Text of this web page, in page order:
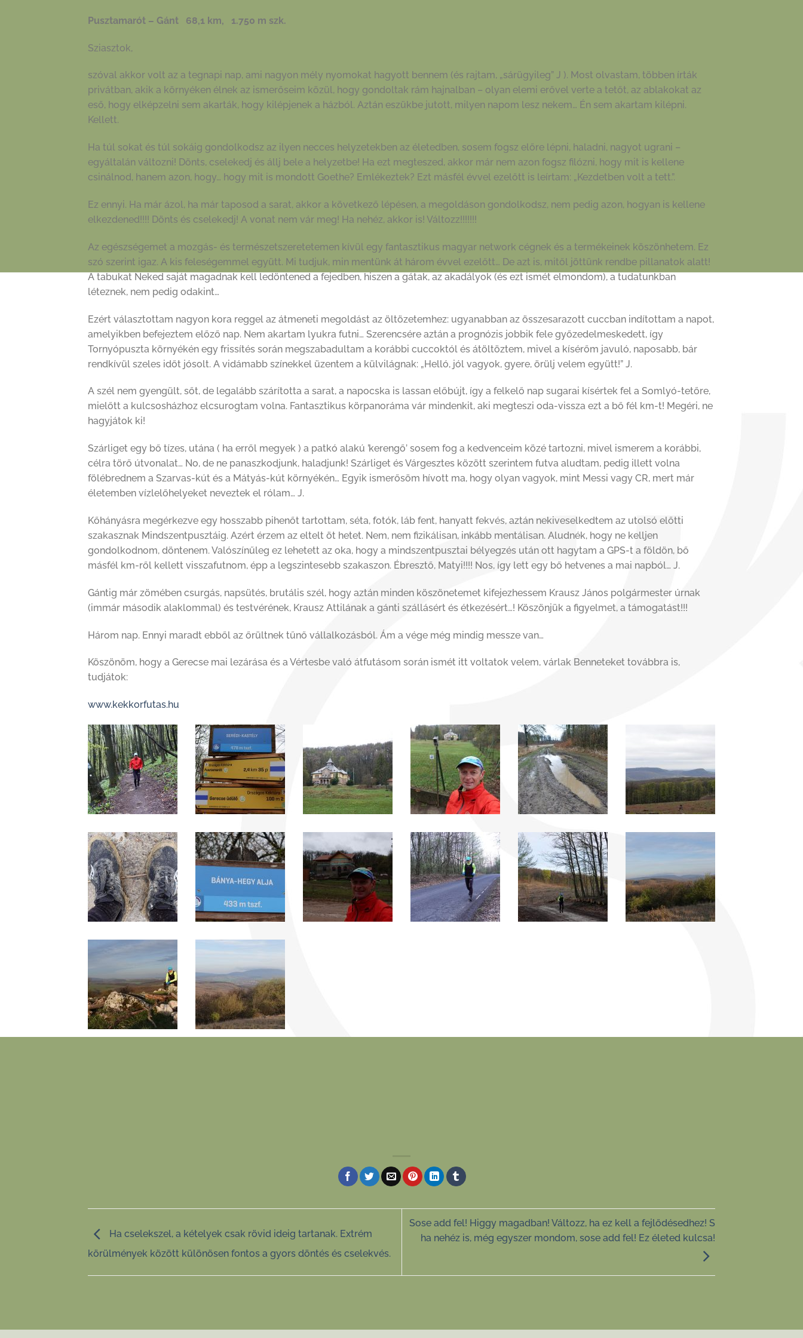
Pusztamarót – Gánt 68,1 km, 1.750 m szk.
Sziasztok,
szóval akkor volt az a tegnapi nap, ami nagyon mély nyomokat hagyott bennem (és rajtam, „sárügyileg” J ). Most olvastam, többen írták
privátban, akik a környéken élnek az ismerőseim közül, hogy gondoltak rám hajnalban – olyan elemi erővel verte a tetőt, az ablakokat az
eső, hogy elképzelni sem akarták, hogy kilépjenek a házból. Aztán eszükbe jutott, milyen napom lesz nekem… Én sem akartam kilépni.
Kellett.
Ha túl sokat és túl sokáig gondolkodsz az ilyen necces helyzetekben az életedben, sosem fogsz előre lépni, haladni, nagyot ugrani –
egyáltalán változni! Dönts, cselekedj és állj bele a helyzetbe! Ha ezt megteszed, akkor már nem azon fogsz filózni, hogy mit is kellene
csinálnod, hanem azon, hogy… hogy mit is mondott Goethe? Emlékeztek? Ezt másfél évvel ezelőtt is leírtam: „Kezdetben volt a tett.”.
Ez ennyi. Ha már ázol, ha már taposod a sarat, akkor a következő lépésen, a megoldáson gondolkodsz, nem pedig azon, hogyan is kellene
elkezdened!!!! Dönts és cselekedj! A vonat nem vár meg! Ha nehéz, akkor is! Változz!!!!!!!
Az egészségemet a mozgás- és természetszeretetemen kívül egy fantasztikus magyar network cégnek és a termékeinek köszönhetem. Ez
szó szerint igaz. A kis feleségemmel együtt. Mi tudjuk, min mentünk át három évvel ezelőtt… De azt is, mitől jöttünk rendbe pillanatok alatt!
A tabukat Neked saját magadnak kell ledöntened a fejedben, hiszen a gátak, az akadályok (és ezt ismét elmondom), a tudatunkban
léteznek, nem pedig odakint…
Ezért választottam nagyon kora reggel az átmeneti megoldást az öltözetemhez: ugyanabban az összesarazott cuccban indítottam a napot,
amelyikben befejeztem előző nap. Nem akartam lyukra futni… Szerencsére aztán a prognózis jobbik fele győzedelmeskedett, így
Tornyópuszta környékén egy frissítés során megszabadultam a korábbi cuccoktól és átöltöztem, mivel a kísérőm javuló, naposabb, bár
rendkívül szeles időt jósolt. A vidámabb színekkel üzentem a külvilágnak: „Helló, jól vagyok, gyere, örülj velem együtt!” J.
A szél nem gyengült, sőt, de legalább szárította a sarat, a napocska is lassan előbújt, így a felkelő nap sugarai kísértek fel a Somlyó-tetőre,
mielőtt a kulcsosházhoz elcsurogtam volna. Fantasztikus körpanoráma vár mindenkit, aki megteszi oda-vissza ezt a bő fél km-t! Megéri, ne
hagyjátok ki!
Szárliget egy bő tízes, utána ( ha erről megyek ) a patkó alakú ’kerengő’ sosem fog a kedvenceim közé tartozni, mivel ismerem a korábbi,
célra törő útvonalat… No, de ne panaszkodjunk, haladjunk! Szárliget és Várgesztes között szerintem futva aludtam, pedig illett volna
fölébrednem a Szarvas-kút és a Mátyás-kút környékén… Egyik ismerősöm hívott ma, hogy olyan vagyok, mint Messi vagy CR, mert már
életemben vízlelőhelyeket neveztek el rólam… J.
Kőhányásra megérkezve egy hosszabb pihenőt tartottam, séta, fotók, láb fent, hanyatt fekvés, aztán nekiveselkedtem az utolsó előtti
szakasznak Mindszentpusztáig. Azért érzem az eltelt öt hetet. Nem, nem fizikálisan, inkább mentálisan. Aludnék, hogy ne kelljen
gondolkodnom, döntenem. Valószínűleg ez lehetett az oka, hogy a mindszentpusztai bélyegzés után ott hagytam a GPS-t a földön, bő
másfél km-ről kellett visszafutnom, épp a legszintesebb szakaszon. Ébresztő, Matyi!!!! Nos, így lett egy bő hetvenes a mai napból… J.
Gántig már zömében csurgás, napsütés, brutális szél, hogy aztán minden köszönetemet kifejezhessem Krausz János polgármester úrnak
(immár második alaklommal) és testvérének, Krausz Attilának a gánti szállásért és étkezésért…! Köszönjük a figyelmet, a támogatást!!!
Három nap. Ennyi maradt ebből az őrültnek tűnő vállalkozásból. Ám a vége még mindig messze van…
Köszönöm, hogy a Gerecse mai lezárása és a Vértesbe való átfutásom során ismét itt voltatok velem, várlak Benneteket továbbra is,
tudjátok:
www.kekkorfutas.hu
Ha cselekszel, a kételyek csak rövid ideig tartanak. Extrém
körülmények között különösen fontos a gyors döntés és cselekvés.
Sose add fel! Higgy magadban! Változz, ha ez kell a fejlődésedhez! S
ha nehéz is, még egyszer mondom, sose add fel! Ez életed kulcsa!